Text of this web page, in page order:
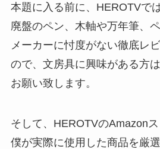
本題に入る前に、HEROTVで
廃盤のペン、木軸や万年筆、
メーカーに忖度がない徹底レ
ので、文房具に興味がある方
お願い致します。
そして、HEROTVのAmazonス
僕が実際に使用した商品を厳